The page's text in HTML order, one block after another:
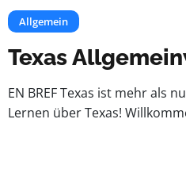
Allgemein
Texas
EN BREF Texas ist mehr als
Lernen über Texas!